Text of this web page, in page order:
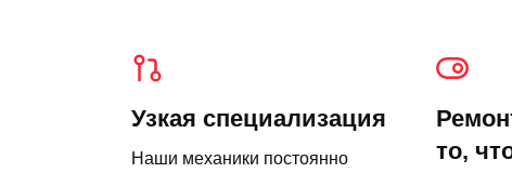
Узкая специализация
Наши механики постоянно
то,